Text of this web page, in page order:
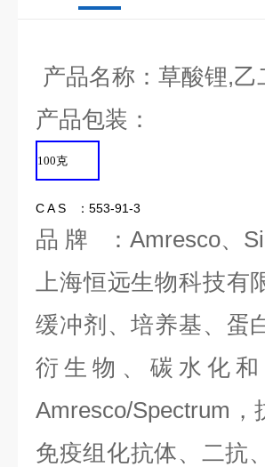
产品名称： 草酸锂,乙
产品包装：
100克
C A S ：553-91-3
品 牌 ：Amresco、
上海恒远生物科技有
缓冲剂、培养基、蛋
衍生物、碳水化
Amresco/Spectrum
免疫组化抗体、二抗